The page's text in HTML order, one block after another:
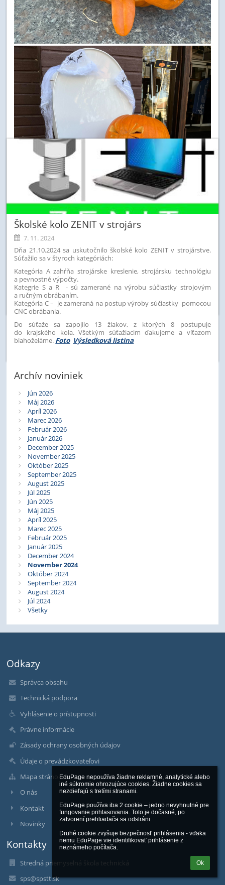
EduPage nepoužíva žiadne reklamné, analytické alebo
iné súkromie ohrozujúce cookies. Žiadne cookies sa
nezdieľajú s tretími stranami.
EduPage používa iba 2 cookie – jedno nevyhnutné pre
fungovanie prihlasovania. Toto je dočasné, po
zatvorení prehliadača sa odstráni.
Druhé cookie zvyšuje bezpečnosť prihlásenia - vďaka
nemu EduPage vie identifikovať prihlásenie z
neznámeho počítača.
Ok
Školské kolo ZENIT v strojárs
7. 11. 2024
Dňa 21.10.2024 sa uskutočnilo školské kolo ZENIT v strojárstve.
Súťažilo sa v štyroch kategóriách:
Kategória A zahŕňa strojárske kreslenie, strojársku technológiu
a pevnostné výpočty.
Kategrie S a R - sú zamerané na výrobu súčiastky strojovým
a ručným obrábaním.
Kategória C – je zameraná na postup výroby súčiastky pomocou
CNC obrábania.
Do súťaže sa zapojilo 13 žiakov, z ktorých 8 postupuje
do krajského kola. Všetkým súťažiacim ďakujeme a víťazom
blahoželáme. Foto Výsledková listina
Archív noviniek
Jún 2026
Máj 2026
Apríl 2026
Marec 2026
Február 2026
Január 2026
December 2025
November 2025
Október 2025
September 2025
August 2025
Júl 2025
Jún 2025
Máj 2025
Apríl 2025
Marec 2025
Február 2025
Január 2025
December 2024
November 2024
Október 2024
September 2024
August 2024
Júl 2024
Všetky
Odkazy
Správca obsahu
Technická podpora
Vyhlásenie o prístupnosti
Právne informácie
Zásady ochrany osobných údajov
Údaje o prevádzkovateľovi
Mapa stránok
O nás
Kontakt
Novinky
Kontakty
Stredná priemyselná škola technická
sps@spstt.sk